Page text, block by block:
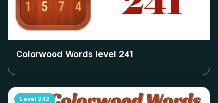
Colorwood Words level 241
Level 242